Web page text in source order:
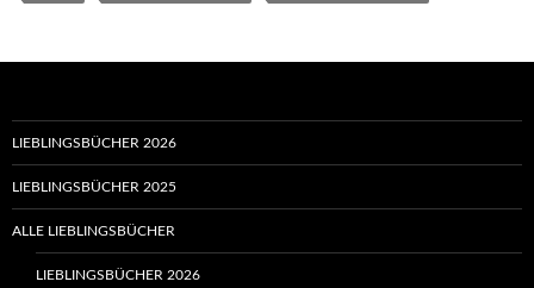
LIEBLINGSBÜCHER 2026
LIEBLINGSBÜCHER 2025
ALLE LIEBLINGSBÜCHER
LIEBLINGSBÜCHER 2026